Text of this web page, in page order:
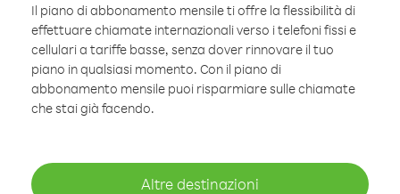
Il piano di abbonamento mensile ti offre la flessibilità di
effettuare chiamate internazionali verso i telefoni fissi e
cellulari a tariffe basse, senza dover rinnovare il tuo
piano in qualsiasi momento. Con il piano di
abbonamento mensile puoi risparmiare sulle chiamate
che stai già facendo.
Altre destinazioni